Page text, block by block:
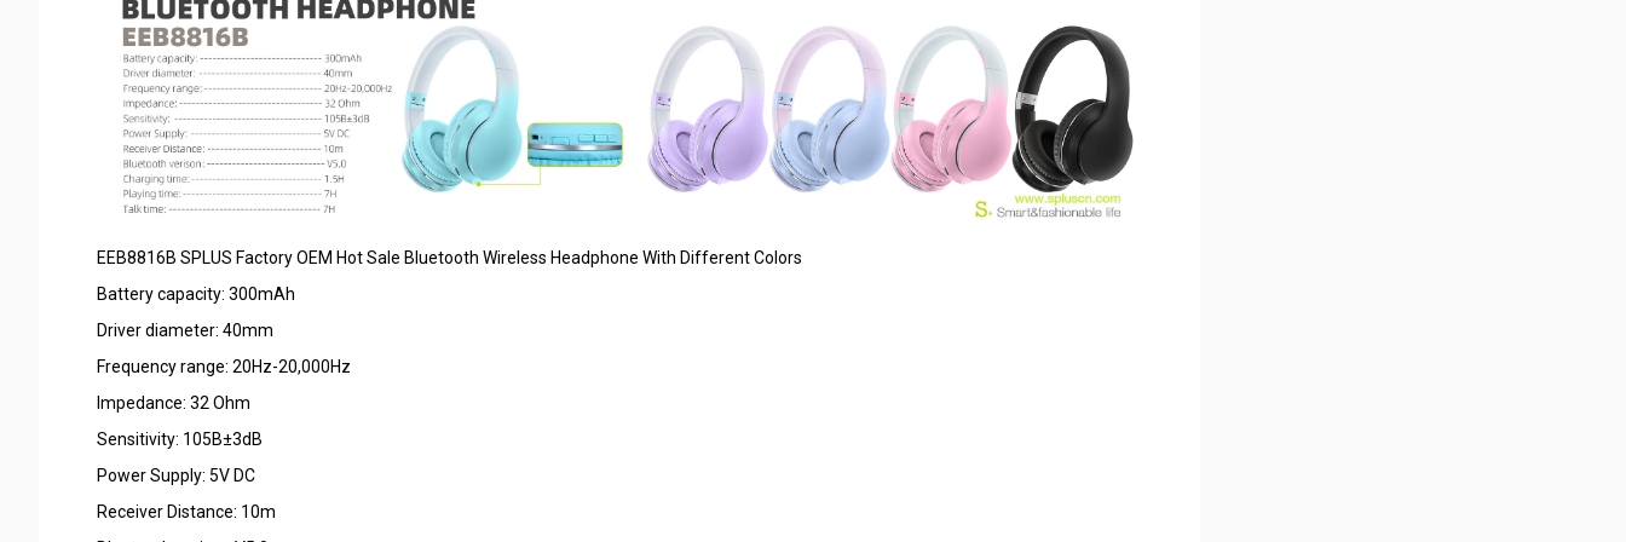
EEB8816B SPLUS Factory OEM Hot Sale Bluetooth Wireless Headphone With Different Colors
Battery capacity: 300mAh
Driver diameter: 40mm
Frequency range: 20Hz-20,000Hz
Impedance: 32 Ohm
Sensitivity: 105B±3dB
Power Supply: 5V DC
Receiver Distance: 10m